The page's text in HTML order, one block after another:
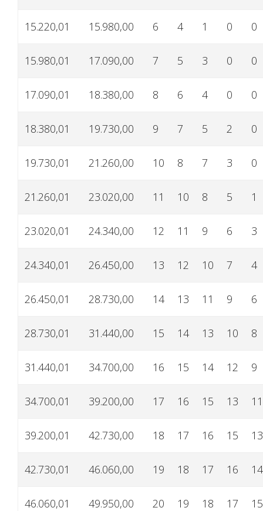
15.220,01 15.980,00 6 4 1 0 0
15.980,01 17.090,00 7 5 3 0 0
17.090,01 18.380,00 8 6 4 0 0
18.380,01 19.730,00 9 7 5 2 0
19.730,01 21.260,00 10 8 7 3 0
21.260,01 23.020,00 11 10 8 5 1
23.020,01 24.340,00 12 11 9 6 3
24.340,01 26.450,00 13 12 10 7 4
26.450,01 28.730,00 14 13 11 9 6
28.730,01 31.440,00 15 14 13 10 8
31.440,01 34.700,00 16 15 14 12 9
34.700,01 39.200,00 17 16 15 13 11
39.200,01 42.730,00 18 17 16 15 13
42.730,01 46.060,00 19 18 17 16 14
46.060,01 49.950,00 20 19 18 17 15